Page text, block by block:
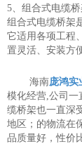
5、组合式电缆桥
组合式电缆桥架
它适用各项工程
置灵活、安装方
海南庞鸿实
模化经营,公司一
缆桥架也一直深
地区；的物流在
品质量好，性价